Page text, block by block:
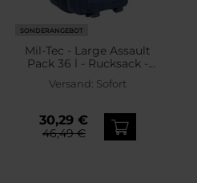
SONDERANGEBOT
Mil-Tec - Large Assault
Pack 36 l - Rucksack -
Dark Blue
Versand: Sofort
30,29 €
46,49 €